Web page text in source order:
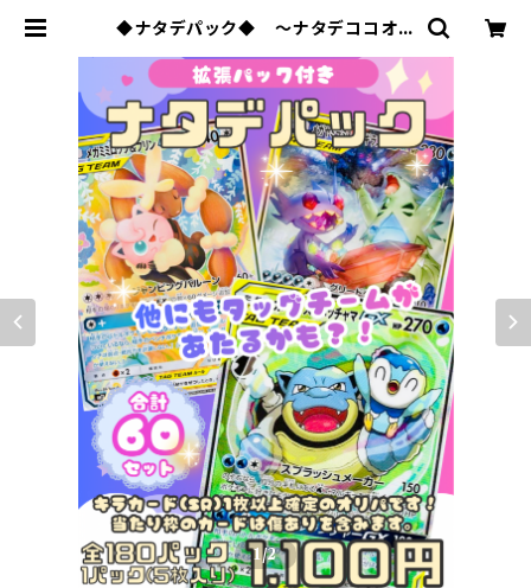
◆ナタデパック◆ 〜ナタデココオリ
専門店ナタデココ
1/2